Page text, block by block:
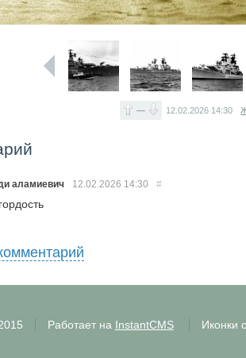
— 12.02.2026 14:30
аламиевич 12.02.2026 14:30 #
Работает на InstantCMS Иконки